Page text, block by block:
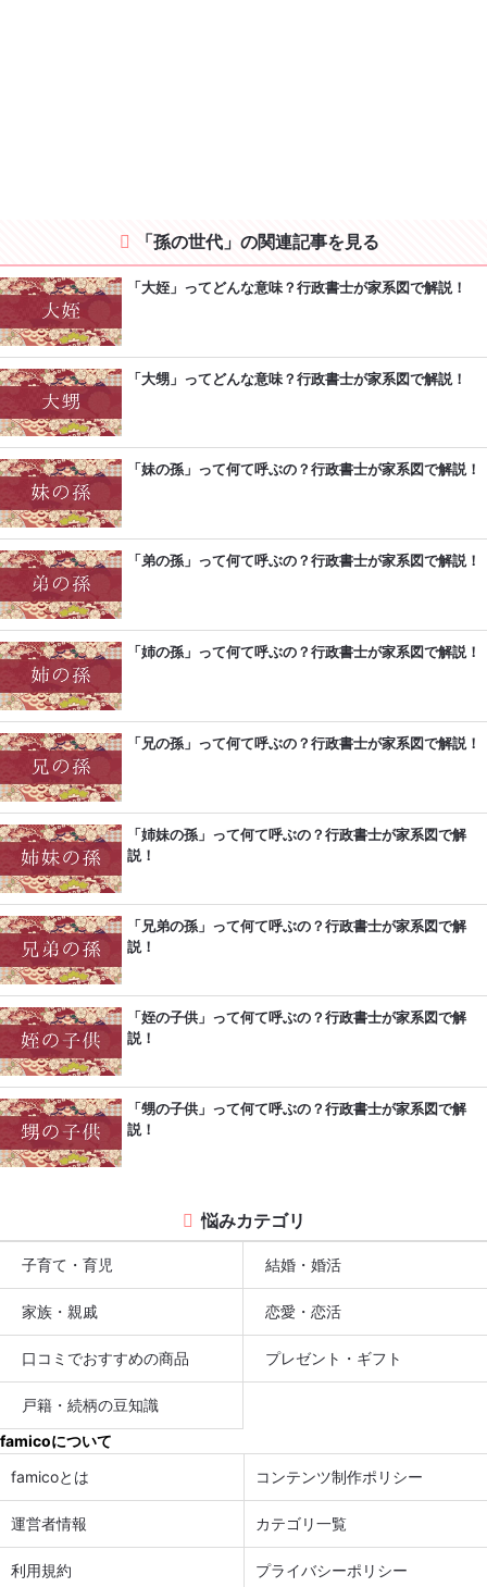
「孫の世代」の関連記事を見る
「大姪」ってどんな意味？行政書士が家系図で解説！
「大甥」ってどんな意味？行政書士が家系図で解説！
「妹の孫」って何て呼ぶの？行政書士が家系図で解説！
「弟の孫」って何て呼ぶの？行政書士が家系図で解説！
「姉の孫」って何て呼ぶの？行政書士が家系図で解説！
「兄の孫」って何て呼ぶの？行政書士が家系図で解説！
「姉妹の孫」って何て呼ぶの？行政書士が家系図で解
説！
「兄弟の孫」って何て呼ぶの？行政書士が家系図で解
説！
「姪の子供」って何て呼ぶの？行政書士が家系図で解
説！
「甥の子供」って何て呼ぶの？行政書士が家系図で解
説！
悩みカテゴリ
子育て・育児 結婚・婚活
家族・親戚 恋愛・恋活
口コミでおすすめの商品 プレゼント・ギフト
戸籍・続柄の豆知識
famicoについて
famicoとは
コンテンツ制作ポリシー
運営者情報 カテゴリ一覧
利用規約 プライバシーポリシー